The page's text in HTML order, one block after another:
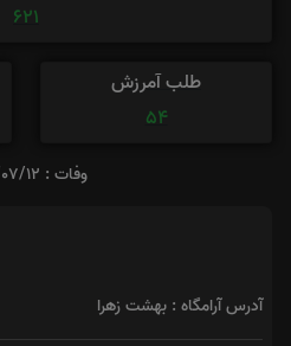
621
طلب آمرزش
54
وفات : 1400/07/12
آدرس آرامگاه : بهشت زهرا